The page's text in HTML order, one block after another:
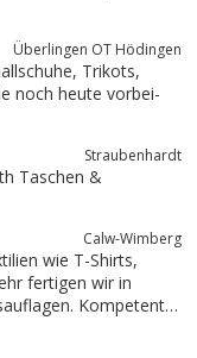
Überlingen OT Hödingen
Straubenhardt
Taschen &
Calw-Wimberg
wie T-Shirts,
Kompetent,